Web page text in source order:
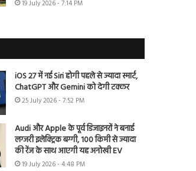
19 July 2026 - 7:14 PM
iOS 27 में नई Siri होगी पहले से ज्यादा स्मार्ट,
ChatGPT और Gemini को देगी टक्कर
25 July 2026 - 7:52 PM
Audi और Apple के पूर्व डिजाइनरों ने बनाई
लग्जरी इलेक्ट्रिक बग्गी, 100 किमी से ज्यादा
की रेंज के साथ आएगी यह अनोखी EV
19 July 2026 - 4:48 PM